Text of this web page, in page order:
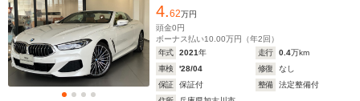
ホイールベース
-m
-m
8.1～
4.62万円
頭金0円
ボーナス払い10.00万円（年2回）
年式
2021年 走行 0.4万km
車検
'28/04 修復
なし
保証
保証付 整備
法定整備付